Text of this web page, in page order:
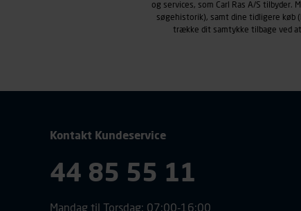
smartphone mv.) samt de
Vi henviser endvidere til
personoplysninger.
og services, som Carl Ras A/S tilbyder.
søgehistorik), samt dine tidligere køb
trække dit samtykke tilbage ved
Kontakt Kundeservice
44 85 55 11
Mandag til Torsdag: 07:00-16:00